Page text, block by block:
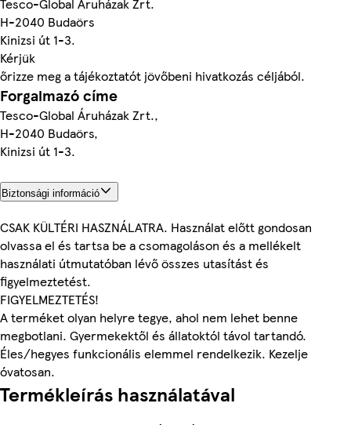
Tesco-Global Áruházak Zrt.
H-2040 Budaörs
Kinizsi út 1-3.
Kérjük
őrizze meg a tájékoztatót jövőbeni hivatkozás céljából.
Forgalmazó címe
Tesco-Global Áruházak Zrt.,
H-2040 Budaörs,
Kinizsi út 1-3.
Biztonsági információ
CSAK KÜLTÉRI HASZNÁLATRA. Használat előtt gondosan
olvassa el és tartsa be a csomagoláson és a mellékelt
használati útmutatóban lévő összes utasítást és
figyelmeztetést.
FIGYELMEZTETÉS!
A terméket olyan helyre tegye, ahol nem lehet benne
megbotlani. Gyermekektől és állatoktól távol tartandó.
Éles/hegyes funkcionális elemmel rendelkezik. Kezelje
óvatosan.
Termékleírás használatával